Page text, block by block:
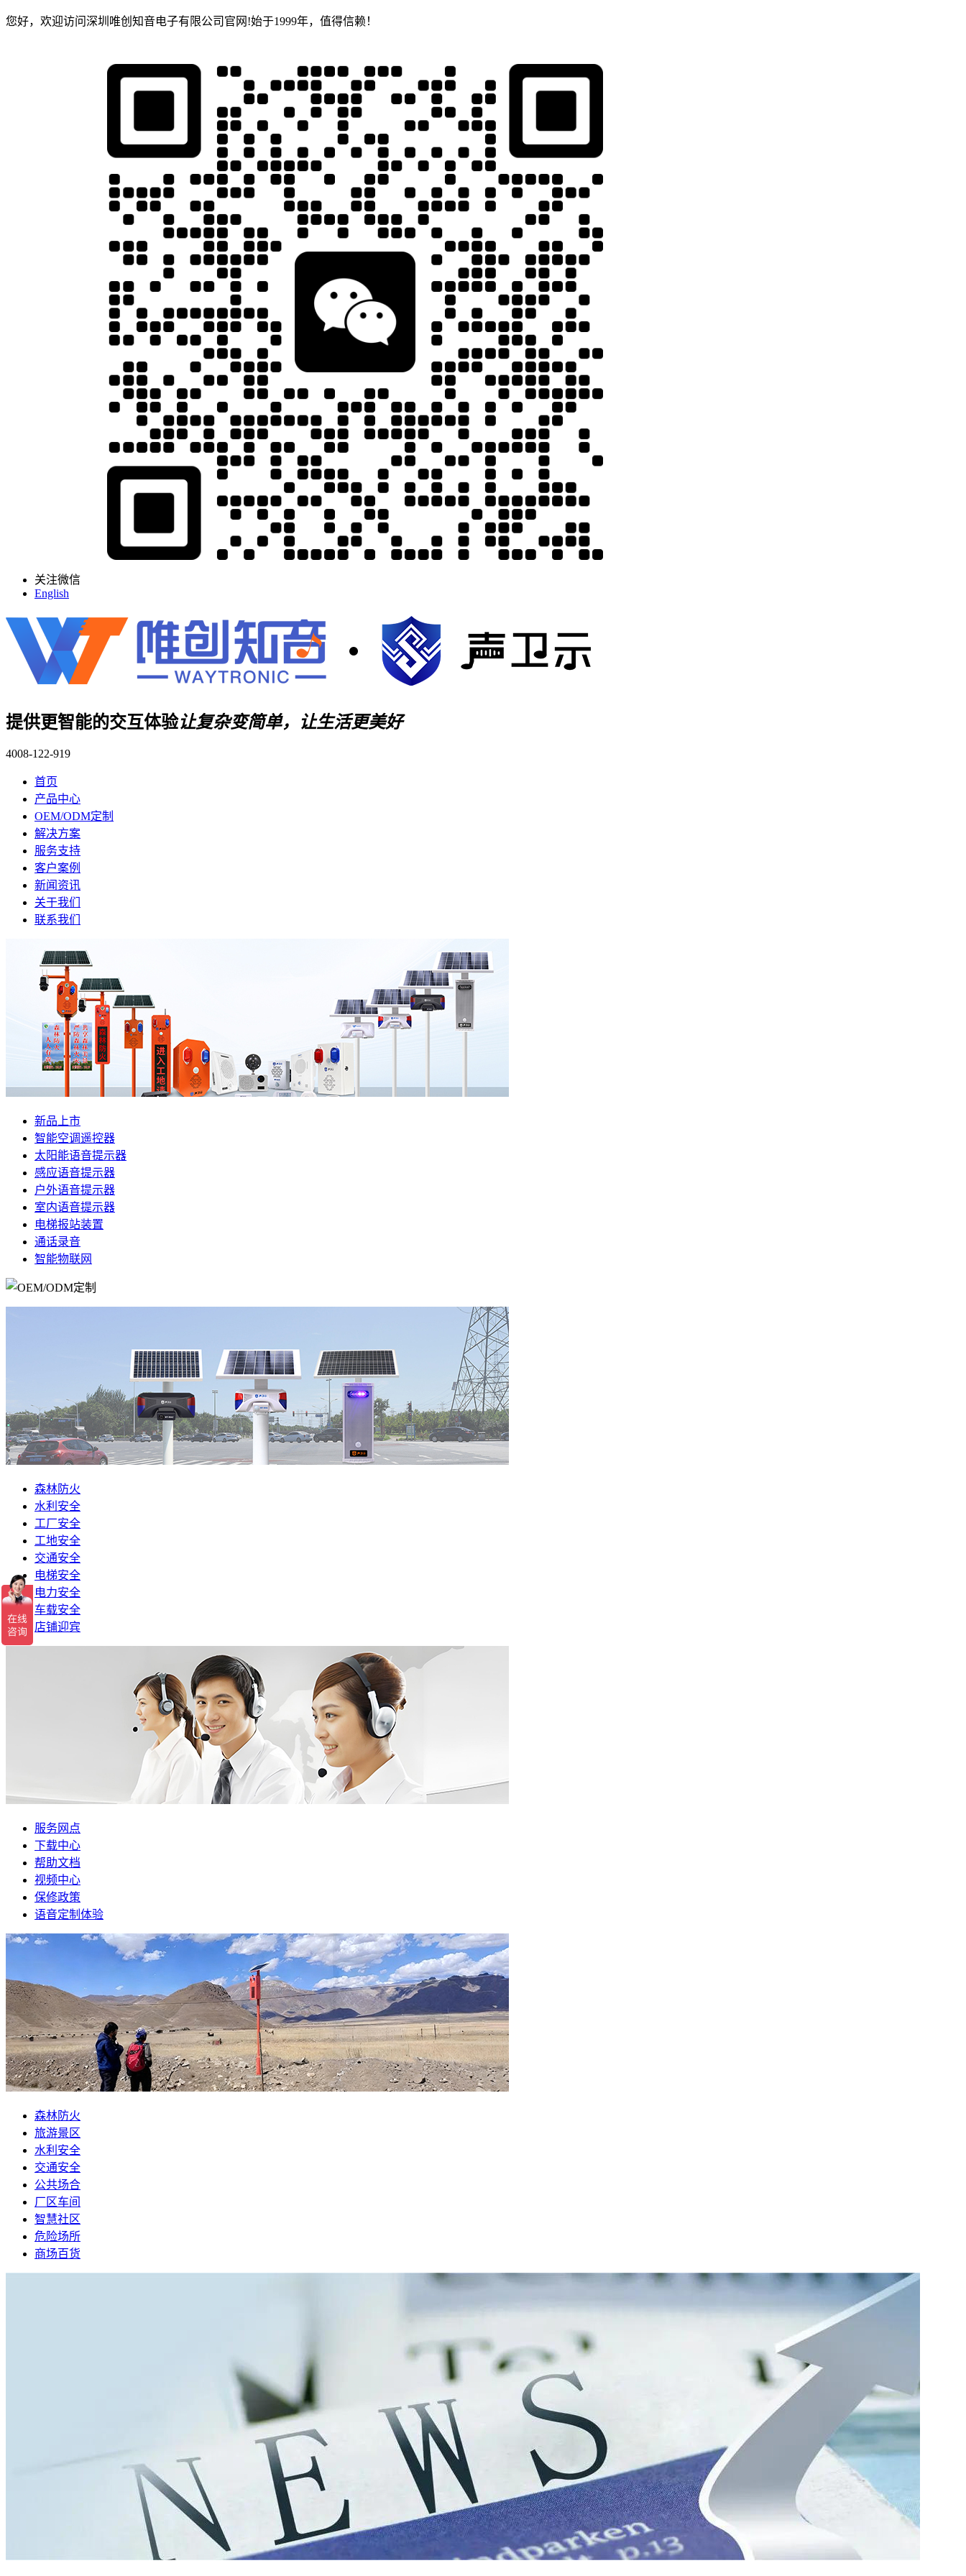
您好，欢迎访问深圳唯创知音电子有限公司官网!始于1999年，值得信赖！
关注微信
English
提供更智能的交互体验让复杂变简单，让生活更美好
4008-122-919
首页
产品中心
OEM/ODM定制
解决方案
服务支持
客户案例
新闻资讯
关于我们
联系我们
新品上市
智能空调遥控器
太阳能语音提示器
感应语音提示器
户外语音提示器
室内语音提示器
电梯报站装置
通话录音
智能物联网
森林防火
水利安全
工厂安全
工地安全
交通安全
电梯安全
电力安全
车载安全
店铺迎宾
服务网点
下载中心
帮助文档
视频中心
保修政策
语音定制体验
森林防火
旅游景区
水利安全
交通安全
公共场合
厂区车间
智慧社区
危险场所
商场百货